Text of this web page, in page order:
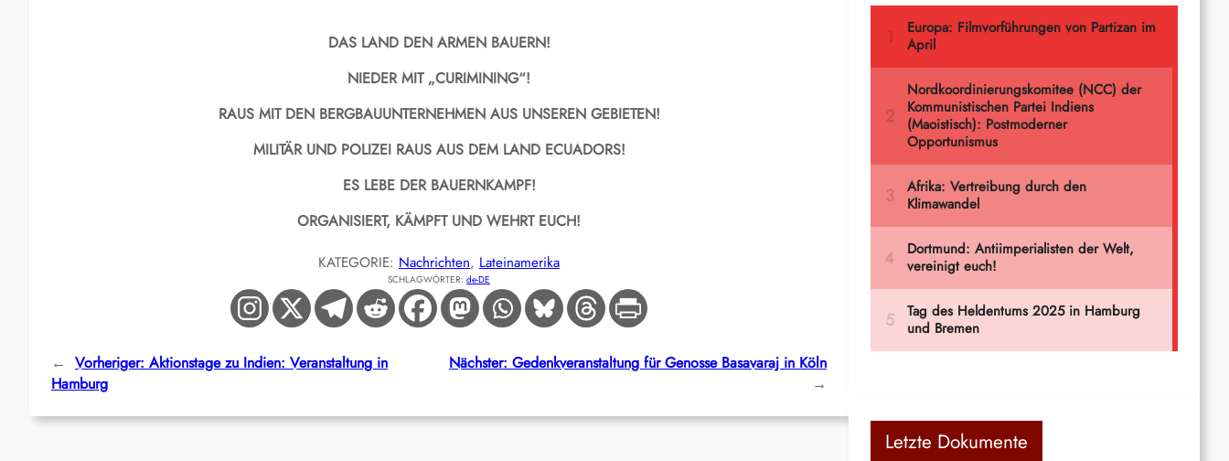
DAS LAND DEN ARMEN BAUERN!
NIEDER MIT „CURIMINING“!
RAUS MIT DEN BERGBAUUNTERNEHMEN AUS UNSEREN GEBIETEN!
MILITÄR UND POLIZEI RAUS AUS DEM LANDECUADORS!
ES LEBE DER BAUERNKAMPF!
ORGANISIERT, KÄMPFT UND WEHRT EUCH!
KATEGORIE: Nachrichten, Lateinamerika
SCHLAGWÖRTER: de-DE
← Vorheriger: Aktionstage zu Indien: Veranstaltung in
Hamburg
Nächster: Gedenkveranstaltung für Genosse Basavaraj in Köln
→
Letzte Dokumente